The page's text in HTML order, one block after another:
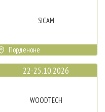
SICAM
Порденоне
22-25.10.2026
WOODTECH